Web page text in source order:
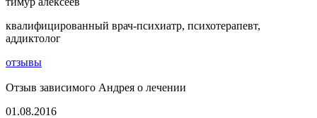
квалифицированный врач-психиатр, психотерапевт,
аддиктолог
отзывы
Отзыв зависимого Андрея о лечении
01.08.2016